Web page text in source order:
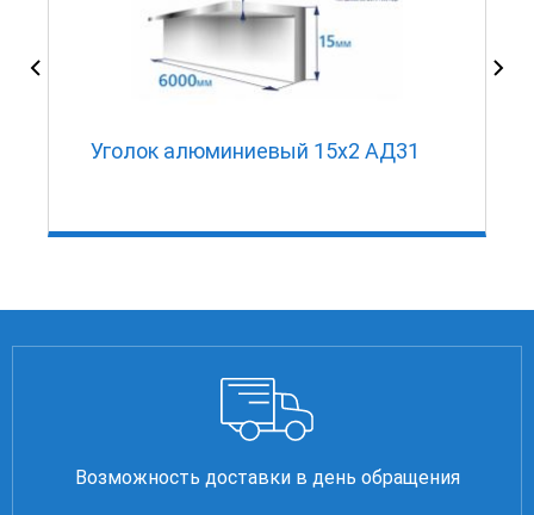
Уголок алюминиевый 15х2 АД31
Возможность доставки в день обращения